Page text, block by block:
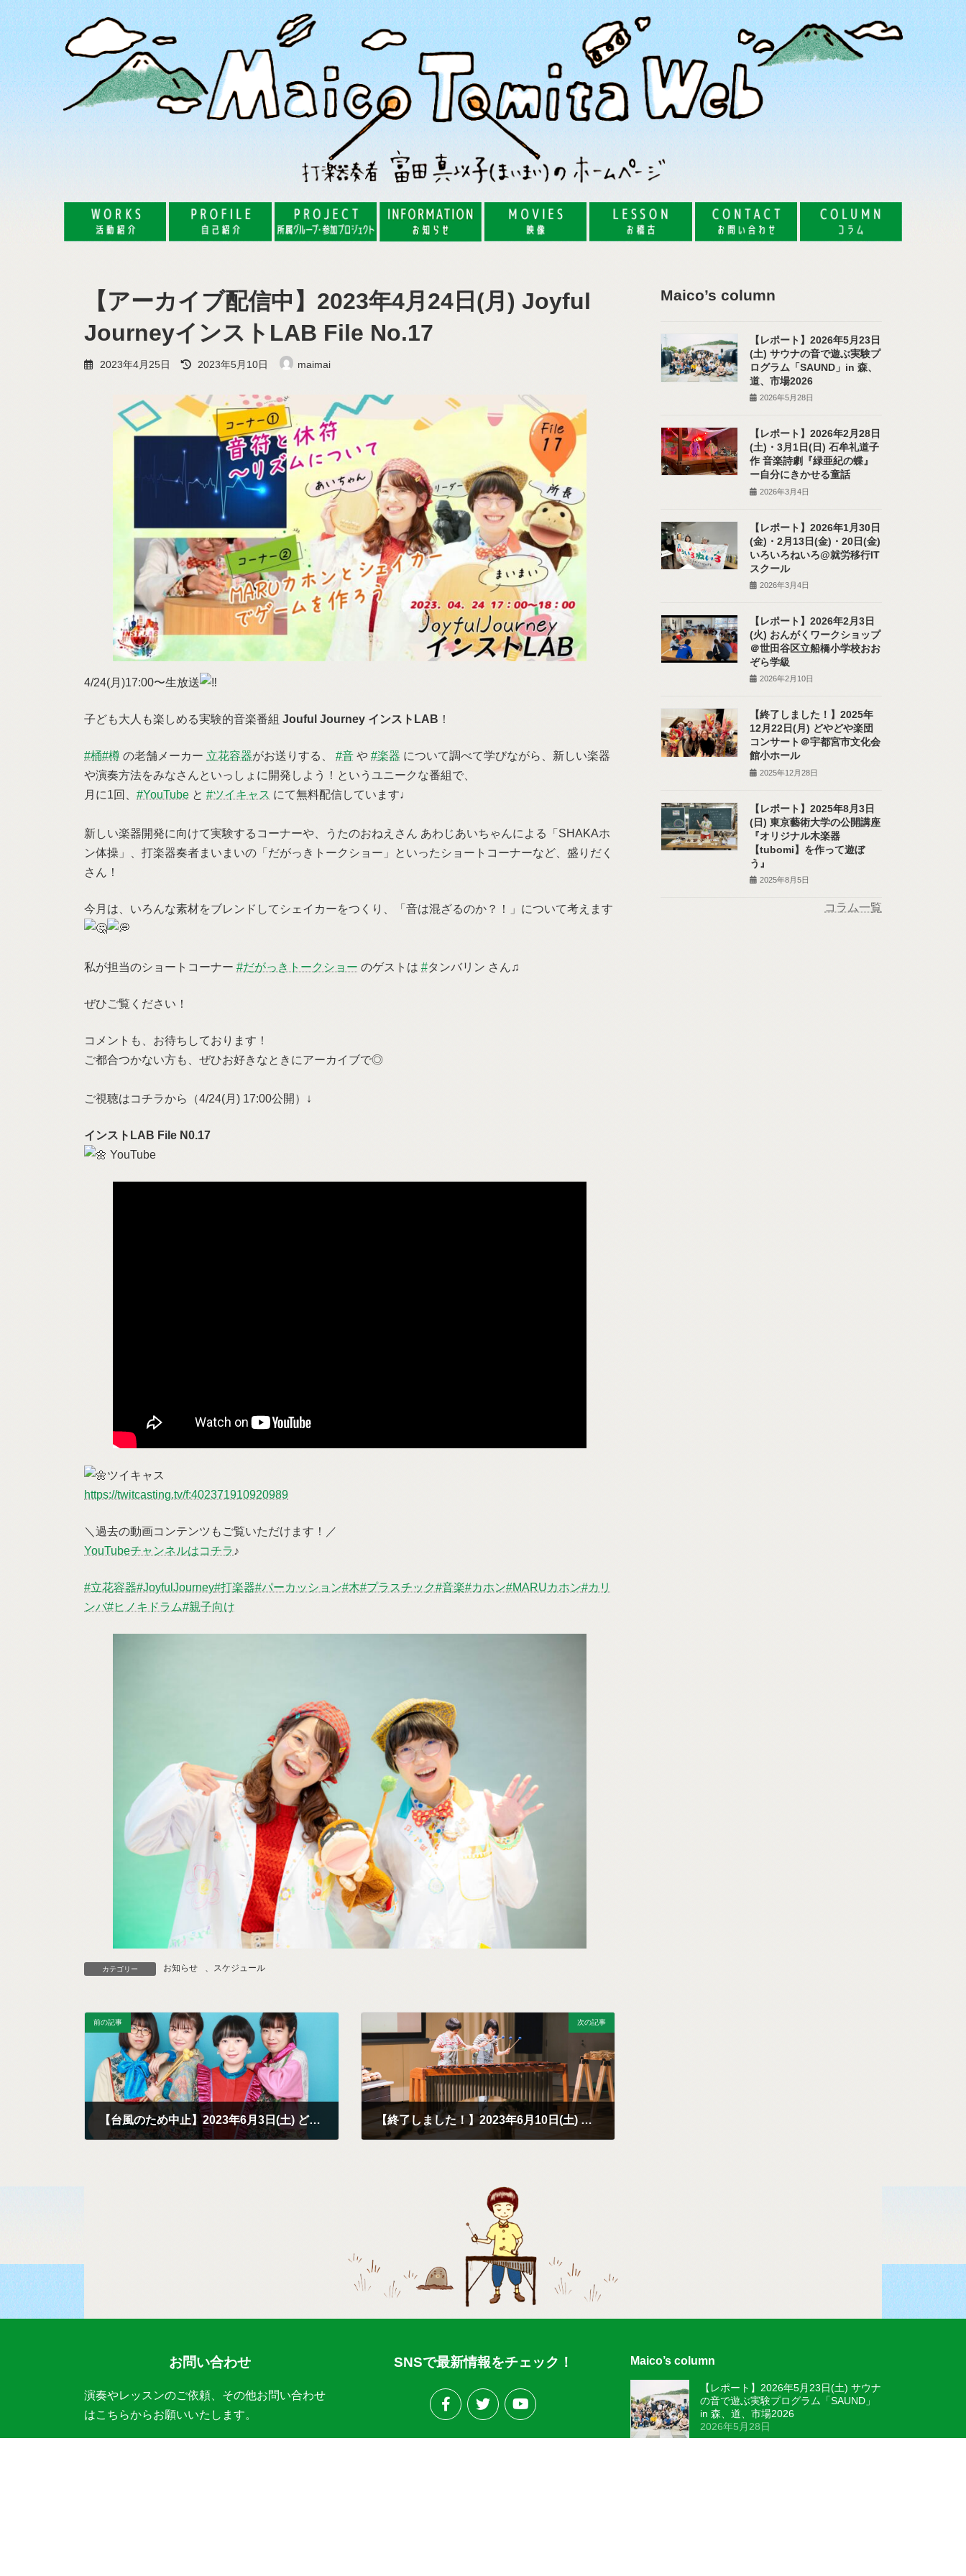
コ
ン
テ
ン
ツ
へ
ス
キ
ッ
プ
ナ
ビ
ゲ
ー
シ
ョ
ン
に
移
動
【アーカイブ配信中】2023年4月24日(月) Joyful
JourneyインストLAB File No.17
2023年4月25日
最
終
新
日
:
2023年5月10日 maimai
4/24(月)17:00〜生放送
子ども大人も楽しめる実験的音楽番組 Jouful Journey インストLAB ！
#桶#樽 の老舗メーカー 立花容器がお送りする、 #音 や #楽器 について調べて学びながら、新しい楽器
や演奏方法をみなさんといっしょに開発しよう！というユニークな番組で、
月に1回、 #YouTube と #ツイキャス にて無料配信しています♩
新しい楽器開発に向けて実験するコーナーや、うたのおねえさん あわじあいちゃんによる「SHAKAホ
ン体操」、打楽器奏者まいまいの「だがっきトークショー」といったショートコーナーなど、盛りだく
さん！
今月は、いろんな素材をブレンドしてシェイカーをつくり、「音は混ざるのか？！」について考えます
私が担当のショートコーナー #だがっきトークショー のゲストは #タンバリン さん♫
ぜひご覧ください！
コメントも、お待ちしております！
ご都合つかない方も、ぜひお好きなときにアーカイブで◎
ご視聴はコチラから（4/24(月) 17:00公開）↓
インストLAB File N0.17
YouTube
ツイキャス
https://twitcasting.tv/f:402371910920989
＼過去の動画コンテンツもご覧いただけます！／
YouTubeチャンネルはコチラ♪
#立花容器#JoyfulJourney#打楽器#パーカッション#木#プラスチック#音楽#カホン#MARUカホン#カリ
ンバ#ヒノキドラム#親子向け
カテゴリー お知らせ 、 スケジュール
前の記事
【台風のため中止】2023年6月3日(土) どやどや楽団ヘブンアーティストライブ＠上野恩賜公園
次の記事
【終了しました！】2023年6月10日(土) はっぴーたんタン♪コンサート
Maico’s column
【レポート】2026年5月23日
(土) サウナの音で遊ぶ実験プ
ログラム「SAUND」in 森、
道、市場2026
2026年5月28日
【レポート】2026年2月28日
(土)・3月1日(日) 石牟礼道子
作 音楽詩劇『緑亜紀の蝶』
ー自分にきかせる童話
2026年3月4日
【レポート】2026年1月30日
(金)・2月13日(金)・20日(金)
いろいろねいろ@就労移行IT
スクール
2026年3月4日
【レポート】2026年2月3日
(火) おんがくワークショップ
＠世田谷区立船橋小学校おお
ぞら学級
2026年2月10日
【終了しました！】2025年
12月22日(月) どやどや楽団
コンサート＠宇都宮市文化会
館小ホール
2025年12月28日
【レポート】2025年8月3日
(日) 東京藝術大学の公開講座
『オリジナル木楽器
【tubomi】を作って遊ぼ
う』
2025年8月5日
コラム一覧
お問い合わせ
演奏やレッスンのご依頼、その他お問い合わせ
はこちらからお願いいたします。
SNSで最新情報をチェック！ Maico’s column
【レポート】2026年5月23日(土) サウナ
の音で遊ぶ実験プログラム「SAUND」
in 森、道、市場2026
2026年5月28日